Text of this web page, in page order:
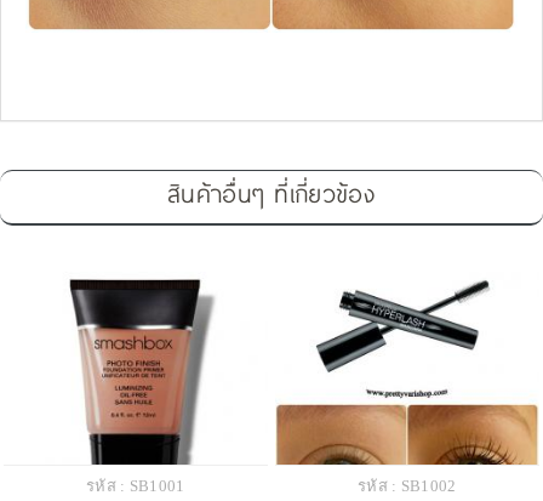
สินค้าอื่นๆ ที่เกี่ยวข้อง
รหัส : SB1001
รหัส : SB1002